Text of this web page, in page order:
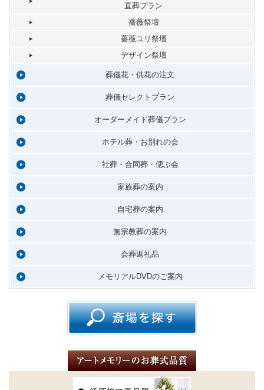
直葬プラン
薔薇祭壇
薔薇ユリ祭壇
デザイン祭壇
葬儀花・供花の注文
葬儀セレクトプラン
オーダーメイド葬儀プラン
ホテル葬・お別れの会
社葬・合同葬・偲ぶ会
家族葬の案内
自宅葬の案内
無宗教葬の案内
会葬返礼品
メモリアルDVDのご案内